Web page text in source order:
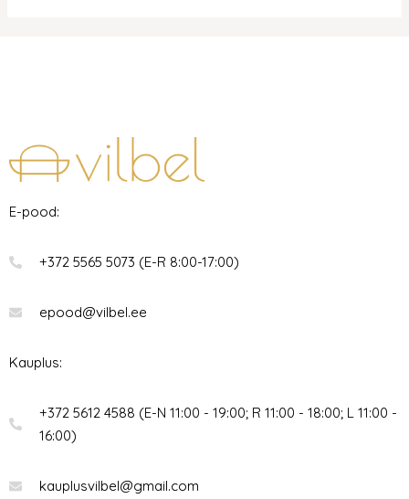
E-pood:
+372 5565 5073 (E-R 8:00-17:00)
epood@vilbel.ee
Kauplus:
+372 5612 4588 (E-N 11:00 - 19:00; R 11:00 - 18:00; L 11:00 -
16:00)
kauplusvilbel@gmail.com